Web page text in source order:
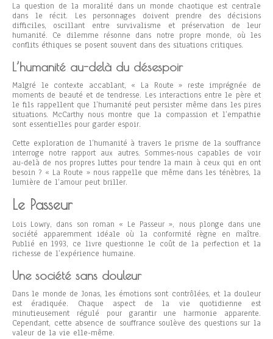
La question de la moralité dans un monde chaotique est centrale
dans le récit. Les personnages doivent prendre des décisions
difficiles, oscillant entre survivalisme et préservation de leur
humanité. Ce dilemme résonne dans notre propre monde, où les
conflits éthiques se posent souvent dans des situations critiques.
L’humanité au-delà du désespoir
Malgré le contexte accablant, « La Route » reste imprégnée de
moments de beauté et de tendresse. Les interactions entre le père et
le fils rappellent que l’humanité peut persister même dans les pires
situations. McCarthy nous montre que la compassion et l’empathie
sont essentielles pour garder espoir.
Cette exploration de l’humanité à travers le prisme de la souffrance
interroge notre rapport aux autres. Sommes-nous capables de voir
au-delà de nos propres luttes pour tendre la main à ceux qui en ont
besoin ? « La Route » nous rappelle que même dans les ténèbres, la
lumière de l’amour peut briller.
Le Passeur
Lois Lowry, dans son roman « Le Passeur », nous plonge dans une
société apparemment idéale où la conformité règne en maître.
Publié en 1993, ce livre questionne le coût de la perfection et la
richesse de l’expérience humaine.
Une société sans douleur
Dans le monde de Jonas, les émotions sont contrôlées, et la douleur
est éradiquée. Chaque aspect de la vie quotidienne est
minutieusement régulé pour garantir une harmonie apparente.
Cependant, cette absence de souffrance soulève des questions sur la
valeur de la vie elle-même.